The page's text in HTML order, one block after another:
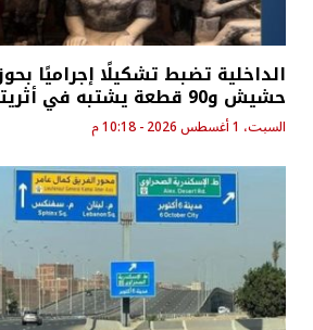
حشيش و90 قطعة يشتبه في أثريتها بالجيزة
السبت، 1 أغسطس 2026 - 10:18 م